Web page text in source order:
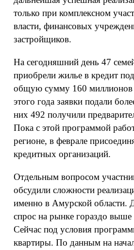
только при комплексном
власти, финансовых
застройщиков.
На сегодняшний день 47
приобрели жилье в кредит
общую сумму 160 миллионов
этого года заявки подали
них 492 получили
Пока с этой программой
регионе, в феврале
кредитных организаций.
Отдельным вопросом
обсудили сложности
именно в Амурской области.
спрос на рынке гораздо
Сейчас под условия
квартиры. По данным на